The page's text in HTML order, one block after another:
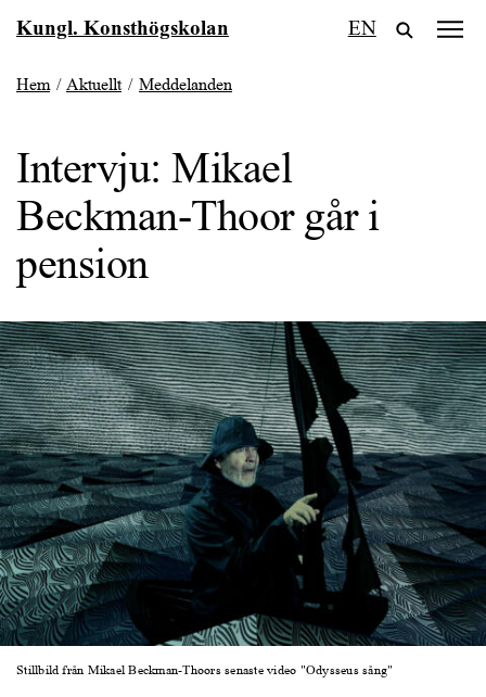
tillKungl. Konsthögskolan EN
Hem/Aktuellt/ Meddelanden
Intervju: Mikael
Beckman-Thoor går i
pension
Stillbild från Mikael Beckman-Thoors senaste video "Odysseus sång"